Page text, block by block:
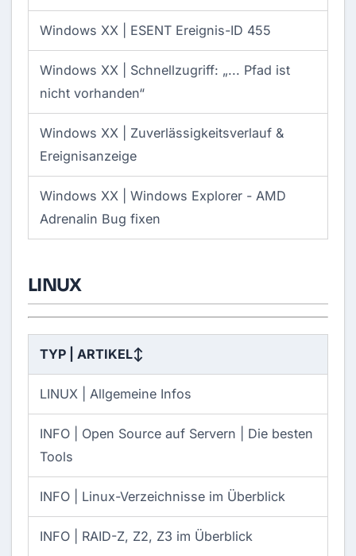
Windows XX | ESENT Ereignis-ID 455
Windows XX | Schnellzugriff: „... Pfad ist
nicht vorhanden“
Windows XX | Zuverlässigkeitsverlauf &
Ereignisanzeige
Windows XX | Windows Explorer - AMD
Adrenalin Bug fixen
LINUX
TYP | ARTIKEL↕
LINUX | Allgemeine Infos
INFO | Open Source auf Servern | Die besten
Tools
INFO | Linux-Verzeichnisse im Überblick
INFO | RAID-Z, Z2, Z3 im Überblick